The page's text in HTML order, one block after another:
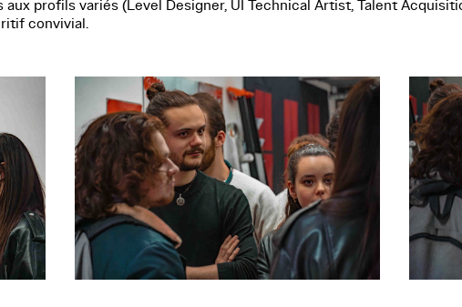
profils variés (Level Designer, UI Technical Artist, Talent
convivial.